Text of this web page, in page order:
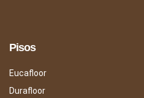
Pisos
Eucafloor
Durafloor